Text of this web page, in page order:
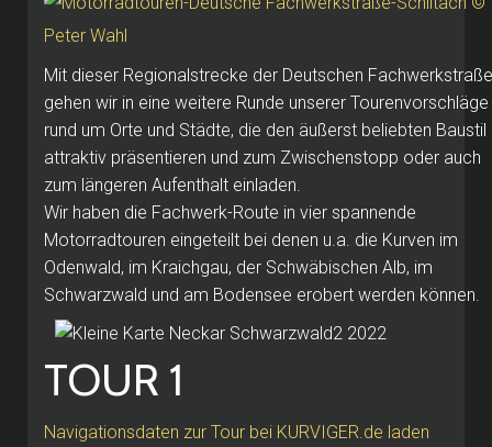
Mit dieser Regionalstrecke der Deutschen Fachwerkstraße
gehen wir in eine weitere Runde unserer Tourenvorschläge
rund um Orte und Städte, die den äußerst beliebten Baustil
attraktiv präsentieren und zum Zwischenstopp oder auch
zum längeren Aufenthalt einladen.
Wir haben die Fachwerk-Route in vier spannende
Motorradtouren eingeteilt bei denen u.a. die Kurven im
Odenwald, im Kraichgau, der Schwäbischen Alb, im
Schwarzwald und am Bodensee erobert werden können.
TOUR 1
Navigationsdaten zur Tour bei KURVIGER.de laden